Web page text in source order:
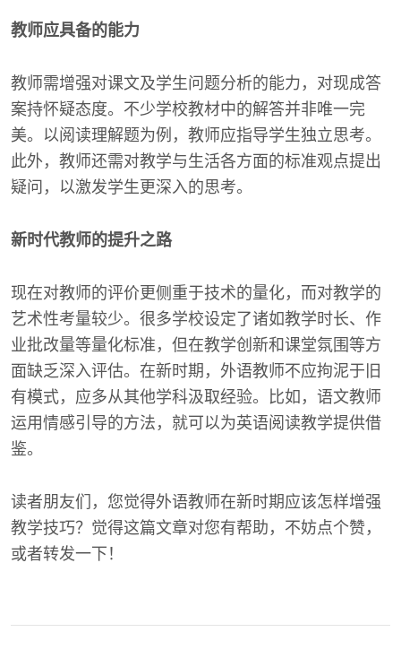
教师应具备的能力
教师需增强对课文及学生问题分析的能力，对现成答
案持怀疑态度。不少学校教材中的解答并非唯一完
美。以阅读理解题为例，教师应指导学生独立思考。
此外，教师还需对教学与生活各方面的标准观点提出
疑问，以激发学生更深入的思考。
新时代教师的提升之路
现在对教师的评价更侧重于技术的量化，而对教学的
艺术性考量较少。很多学校设定了诸如教学时长、作
业批改量等量化标准，但在教学创新和课堂氛围等方
面缺乏深入评估。在新时期，外语教师不应拘泥于旧
有模式，应多从其他学科汲取经验。比如，语文教师
运用情感引导的方法，就可以为英语阅读教学提供借
鉴。
读者朋友们，您觉得外语教师在新时期应该怎样增强
教学技巧？觉得这篇文章对您有帮助，不妨点个赞，
或者转发一下！